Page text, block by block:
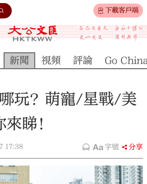
下載客戶端
新聞 視頻 評論 Go
玩？萌寵/星戰/美
睇！
17:38 字號 分享